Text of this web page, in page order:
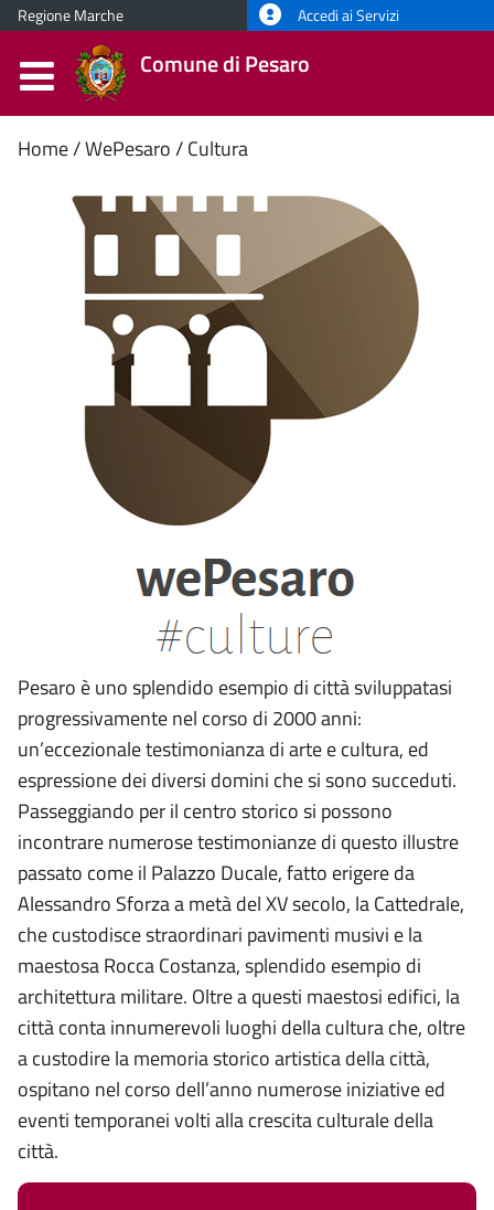
Regione Marche Accedi ai Servizi
Comune di Pesaro
Contenuto
principale
Home WePesaro Cultura
Pesaro è uno splendido esempio di città sviluppatasi
progressivamente nel corso di 2000 anni:
un’eccezionale testimonianza di arte e cultura, ed
espressione dei diversi domini che si sono succeduti.
Passeggiando per il centro storico si possono
incontrare numerose testimonianze di questo illustre
passato come il Palazzo Ducale, fatto erigere da
Alessandro Sforza a metà del XV secolo, la Cattedrale,
che custodisce straordinari pavimenti musivi e la
maestosa Rocca Costanza, splendido esempio di
architettura militare. Oltre a questi maestosi edifici, la
città conta innumerevoli luoghi della cultura che, oltre
a custodire la memoria storico artistica della città,
ospitano nel corso dell’anno numerose iniziative ed
eventi temporanei volti alla crescita culturale della
città.